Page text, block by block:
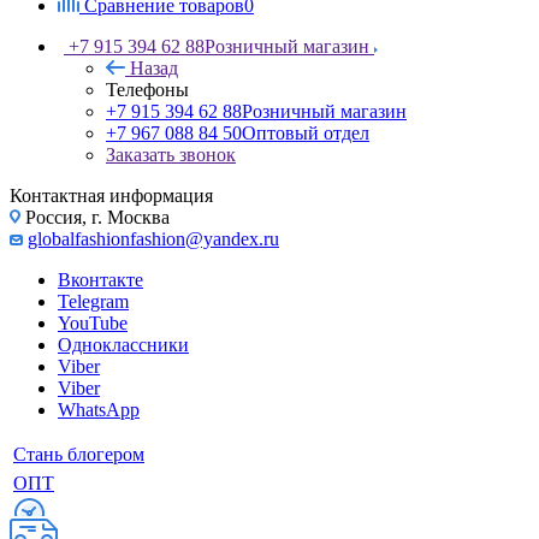
Сравнение товаров0
+7 915 394 62 88Розничный магазин
Назад
Телефоны
+7 915 394 62 88Розничный магазин
+7 967 088 84 50Оптовый отдел
Заказать звонок
Контактная информация
Россия, г. Москва
globalfashionfashion@yandex.ru
Вконтакте
Telegram
YouTube
Одноклассники
Viber
Viber
WhatsApp
Стань блогером
ОПТ